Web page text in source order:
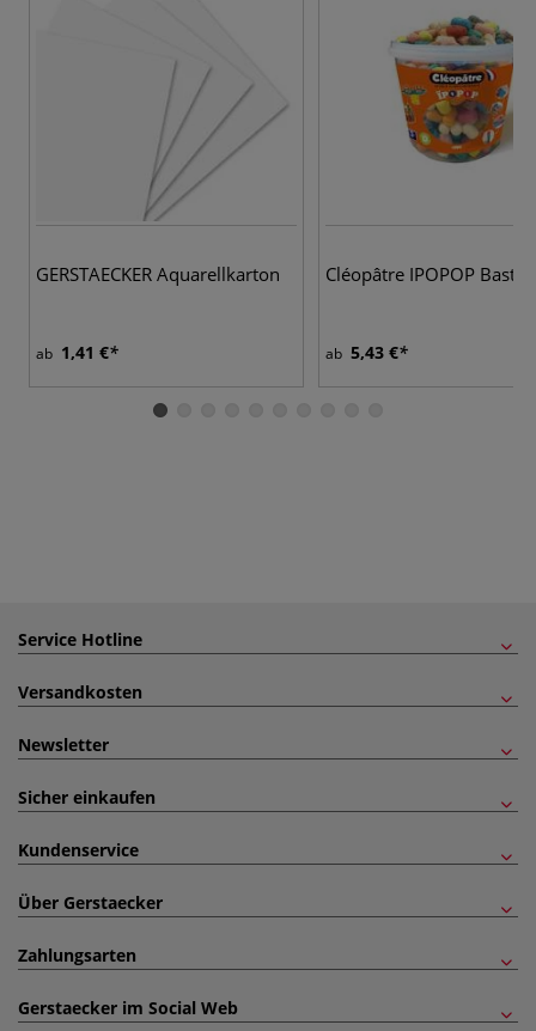
GERSTAECKER Aquarellkarton
ab 1,41 €
Cléopâtre IPOPOP
ab 5,43 €
Service Hotline
Versandkosten
Newsletter
Sicher einkaufen
Kundenservice
Über Gerstaecker
Zahlungsarten
Gerstaecker im Social Web